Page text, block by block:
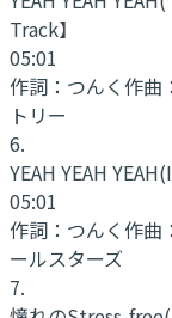
Track】
05:01
作詞： つんく 作曲：
トリー
6.
YEAH YEAH YEAH
05:01
作詞： つんく 作曲：
ールスターズ
7.